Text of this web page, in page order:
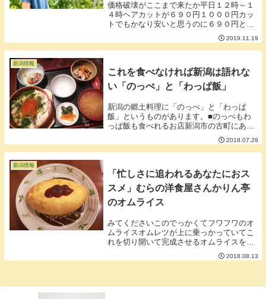
価格破壊がここまで来たか平日１２時～１
４時ヘアカットが６９０円１０００円カッ
トでもかなり安いと思うのに６９０円とか
本当にいいのでしょうか。■こんなに安い
と仕上がりが不安ですよね。確かにしっか
りとハサミを入れてくれるところには劣る
2019.11.19
新潟情報
これを食べなければ新潟は語れな
い「のっぺ」と「わっぱ飯」
新潟の郷土料理に「のっぺ」と「わっぱ
飯」というものがあります。■のっぺもわ
っぱ飯も食べれるお店新潟市の古町にある
田舎家さん （ホームページは こちら)■
のっぺとは？しいたけや鶏肉、魚、かまぼ
こさといも、こんにゃく、いくらなどを使
2018.07.29
新潟情報
「忙しさに追われるあなたにおス
スメ」むらの洋食屋さんかりん亭
のオムライス
みてくださいこのでっかくてフワフワのオ
ムライスオムレツが上に乗っかっていてこ
れを切り開いて完成させるオムライスを
「たんぽぽオムライス」というそうです。
切り開かないタイプのオムライスは何度も
2018.08.13